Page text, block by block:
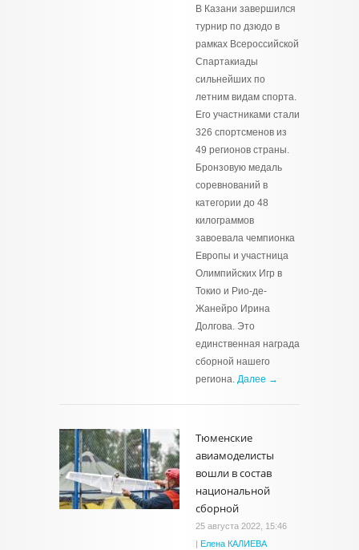
В Казани завершился
турнир по дзюдо в
рамках Всероссийской
Спартакиады
сильнейших по
летним видам спорта.
Его участниками стали
326 спортсменов из
49 регионов страны.
Бронзовую медаль
соревнований в
категории до 48
килограммов
завоевала чемпионка
Европы и участница
Олимпийских Игр в
Токио и Рио-де-
Жанейро Ирина
Долгова. Это
единственная награда
сборной нашего
региона. Далее →
Тюменские
авиамоделисты
вошли в состав
национальной
сборной
25 августа 2022, 15:46
| Елена КАЛИЕВА